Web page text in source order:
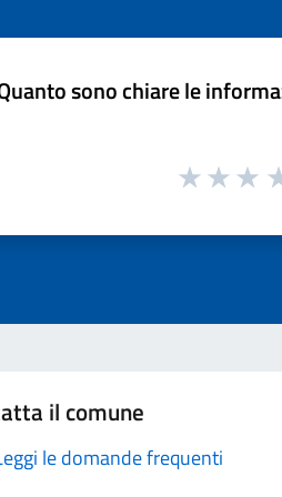
sono chiare le
il comune
le domande frequenti